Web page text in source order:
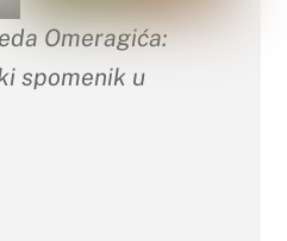
Omeragića:
spomenik u